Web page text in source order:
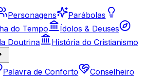
Personagens
Parábolas
do Tempo
Ídolos & Deuses
Doutrina História do Cristianismo
Palavra de Conforto
Conselheiro